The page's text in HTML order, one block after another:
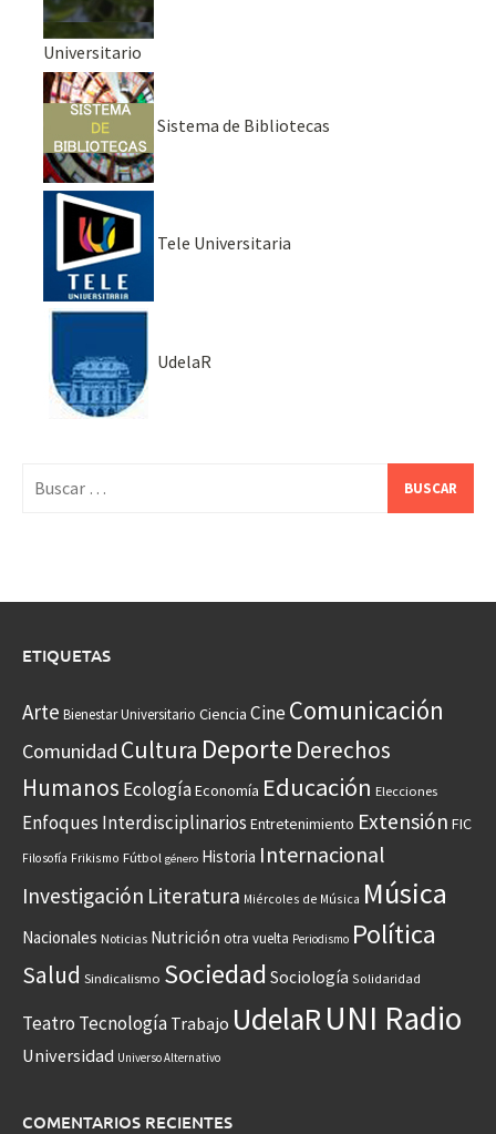
Universitario
Sistema de Bibliotecas
Tele Universitaria
UdelaR
ETIQUETAS
Arte Bienestar Universitario Ciencia CineComunicación
Comunidad Cultura Deporte Derechos
Humanos EcologíaEconomía Educación Elecciones
Enfoques Interdisciplinarios Entretenimiento Extensión FIC
Filosofía Frikismo Fútbol género Historia Internacional
Investigación Literatura Miércoles de Música Música
Nacionales Noticias Nutrición otra vuelta Periodismo Política
Salud Sindicalismo Sociedad Sociología Solidaridad
Teatro Tecnología Trabajo UdelaRUNI Radio
Universidad Universo Alternativo
COMENTARIOS RECIENTES